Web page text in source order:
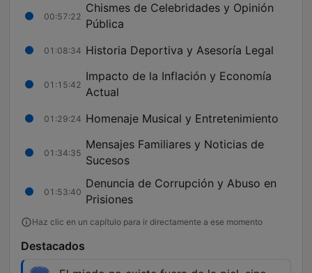
00:57:22
Chismes de Celebridades y Opinión
Pública
01:08:34 Historia Deportiva y Asesoría Legal
01:15:42
Impacto de la Inflación y Economía
Actual
01:29:24 Homenaje Musical y Entretenimiento
01:34:35
Mensajes Familiares y Noticias de
Sucesos
01:53:40
Denuncia de Corrupción y Abuso en
Prisiones
Haz clic en un capítulo para ir directamente a ese momento
Destacados